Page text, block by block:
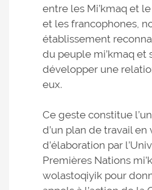
entre les Mi’kmaq et
et les francophones,
établissement
du peuple mi’kmaq et
développer une
eux.
Ce geste constitue
d’un plan de travail en
d’élaboration par
Premières Nations
wolastoqiyik pour